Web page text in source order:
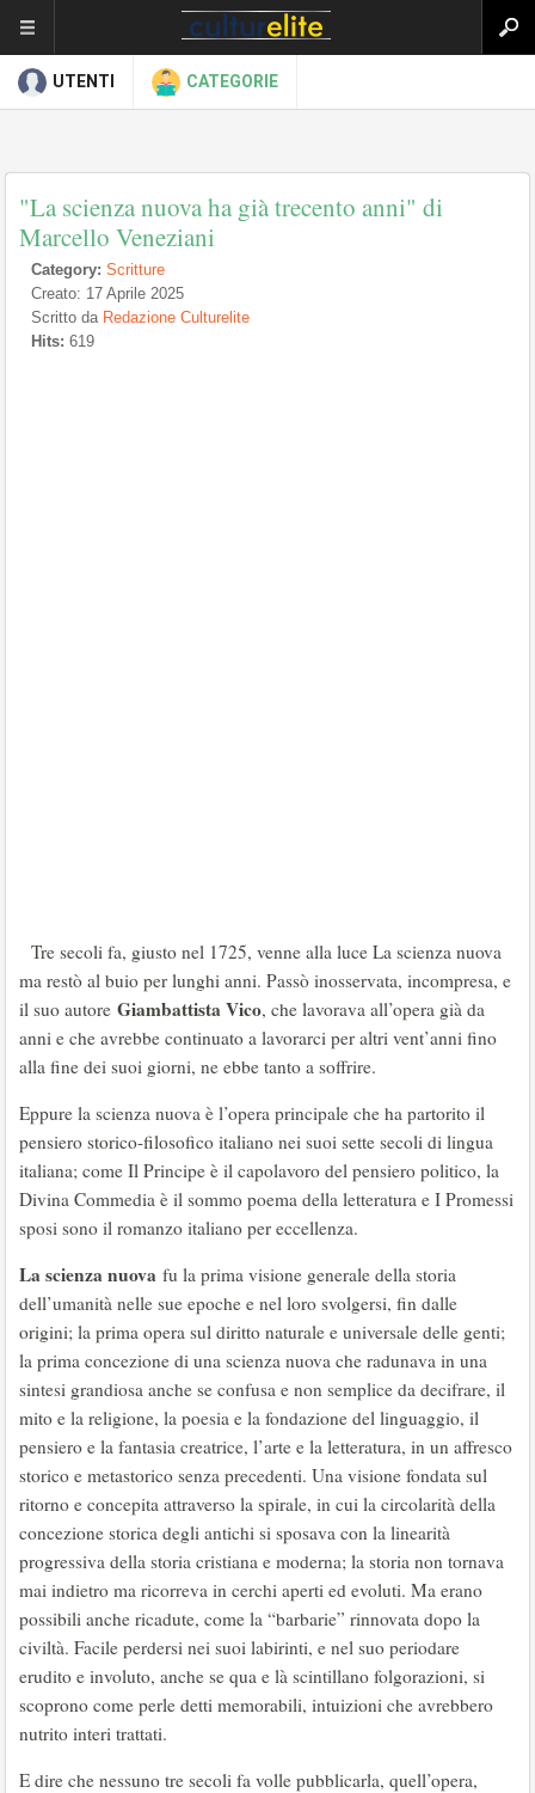
UTENTI CATEGORIE
"La scienza nuova ha già trecento anni" di
Marcello Veneziani
Category: Scritture
Creato: 17 Aprile 2025
Scritto da Redazione Culturelite
Hits: 619
Tre secoli fa, giusto nel 1725, venne alla luce La scienza nuova
ma restò al buio per lunghi anni. Passò inosservata, incompresa, e
il suo autore Giambattista Vico, che lavorava all’opera già da
anni e che avrebbe continuato a lavorarci per altri vent’anni fino
alla fine dei suoi giorni, ne ebbe tanto a soffrire.
Eppure la scienza nuova è l’opera principale che ha partorito il
pensiero storico-filosofico italiano nei suoi sette secoli di lingua
italiana; come Il Principe è il capolavoro del pensiero politico, la
Divina Commedia è il sommo poema della letteratura e I Promessi
sposi sono il romanzo italiano per eccellenza.
La scienza nuova fu la prima visione generale della storia
dell’umanità nelle sue epoche e nel loro svolgersi, fin dalle
origini; la prima opera sul diritto naturale e universale delle genti;
la prima concezione di una scienza nuova che radunava in una
sintesi grandiosa anche se confusa e non semplice da decifrare, il
mito e la religione, la poesia e la fondazione del linguaggio, il
pensiero e la fantasia creatrice, l’arte e la letteratura, in un affresco
storico e metastorico senza precedenti. Una visione fondata sul
ritorno e concepita attraverso la spirale, in cui la circolarità della
concezione storica degli antichi si sposava con la linearità
progressiva della storia cristiana e moderna; la storia non tornava
mai indietro ma ricorreva in cerchi aperti ed evoluti. Ma erano
possibili anche ricadute, come la “barbarie” rinnovata dopo la
civiltà. Facile perdersi nei suoi labirinti, e nel suo periodare
erudito e involuto, anche se qua e là scintillano folgorazioni, si
scoprono come perle detti memorabili, intuizioni che avrebbero
nutrito interi trattati.
E dire che nessuno tre secoli fa volle pubblicarla, quell’opera,